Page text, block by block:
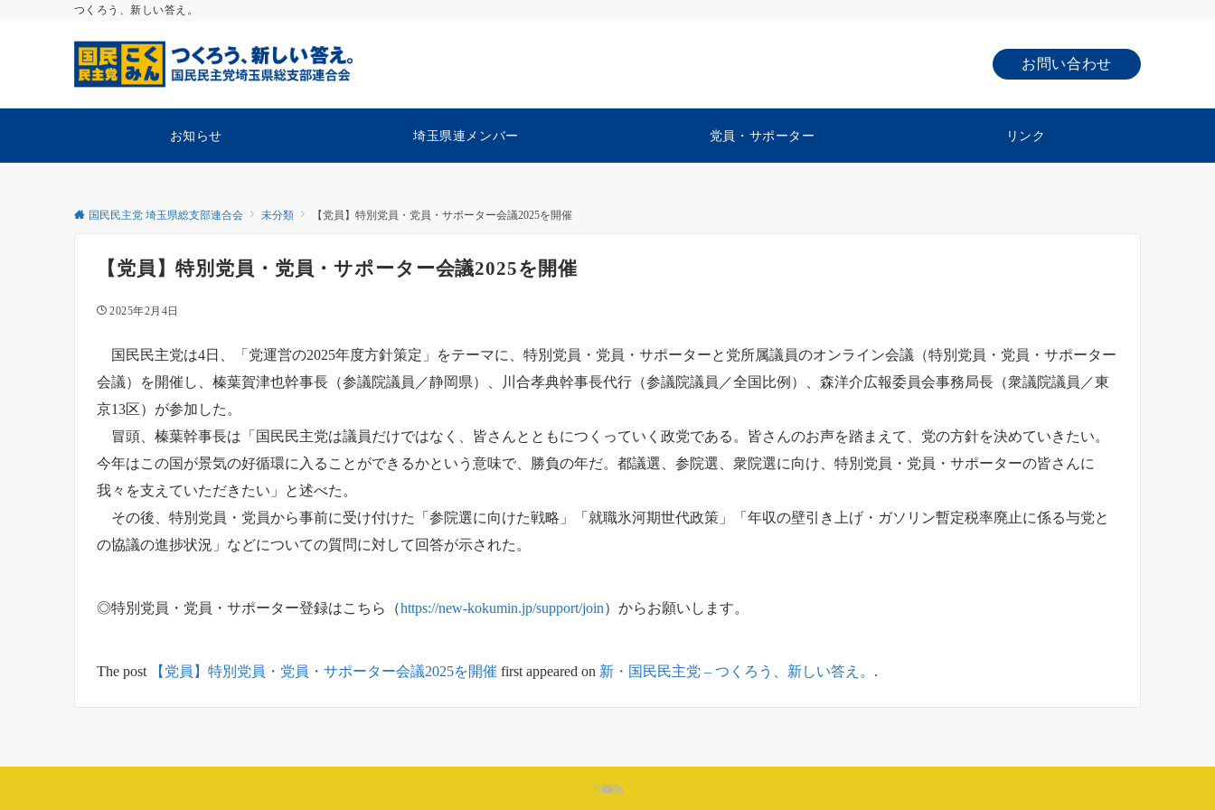
つくろう、新しい答え。
お問い合わせ
お知らせ 埼玉県連メンバー 党員・サポーター リンク
国民民主党 埼玉県総支部連合会 未分類 【党員】特別党員・党員・サポーター会議2025を開催
【党員】特別党員・党員・サポーター会議2025を開催
2025年2月4日
国民民主党は4日、「党運営の2025年度方針策定」をテーマに、特別党員・党員・サポーターと党所属議員のオンライン会議（特別党員・党員・サポーター
会議）を開催し、榛葉賀津也幹事長（参議院議員／静岡県）、川合孝典幹事長代行（参議院議員／全国比例）、森洋介広報委員会事務局長（衆議院議員／東
京13区）が参加した。
冒頭、榛葉幹事長は「国民民主党は議員だけではなく、皆さんとともにつくっていく政党である。皆さんのお声を踏まえて、党の方針を決めていきたい。
今年はこの国が景気の好循環に入ることができるかという意味で、勝負の年だ。都議選、参院選、衆院選に向け、特別党員・党員・サポーターの皆さんに
我々を支えていただきたい」と述べた。
その後、特別党員・党員から事前に受け付けた「参院選に向けた戦略」「就職氷河期世代政策」「年収の壁引き上げ・ガソリン暫定税率廃止に係る与党と
の協議の進捗状況」などについての質問に対して回答が示された。
◎特別党員・党員・サポーター登録はこちら（https://new-kokumin.jp/support/join）からお願いします。
The post 【党員】特別党員・党員・サポーター会議2025を開催 first appeared on 新・国民民主党 – つくろう、新しい答え。 .